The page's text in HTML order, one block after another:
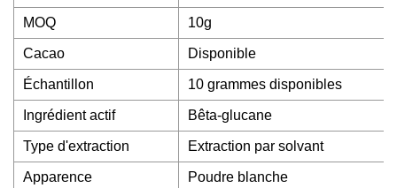
MOQ 10g
Cacao Disponible
Échantillon 10 grammes disponibles
Ingrédient actif Bêta-glucane
Type d'extraction Extraction par solvant
Apparence Poudre blanche